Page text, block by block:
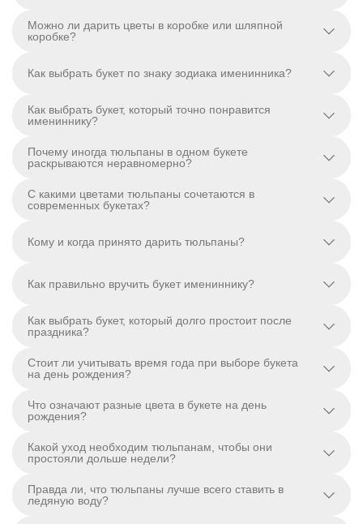
Можно ли дарить цветы в коробке или шляпной
коробке?
Как выбрать букет по знаку зодиака именинника?
Как выбрать букет, который точно понравится
имениннику?
Почему иногда тюльпаны в одном букете
раскрываются неравномерно?
С какими цветами тюльпаны сочетаются в
современных букетах?
Кому и когда принято дарить тюльпаны?
Как правильно вручить букет имениннику?
Как выбрать букет, который долго простоит после
праздника?
Стоит ли учитывать время года при выборе букета
на день рождения?
Что означают разные цвета в букете на день
рождения?
Какой уход необходим тюльпанам, чтобы они
простояли дольше недели?
Правда ли, что тюльпаны лучше всего ставить в
ледяную воду?